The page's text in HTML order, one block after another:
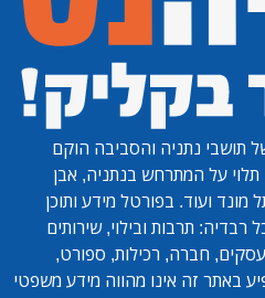
תושבי נתניה והסביבה הוקם
תלוי על המתרחש בנתניה, אבן
מונד ועוד. בפורטל מידע ותוכן
תרבות ובילוי, שירותים
עסקים, חברה, רכילות, ספורט,
באתר זה אינו מהווה מידע משפטי